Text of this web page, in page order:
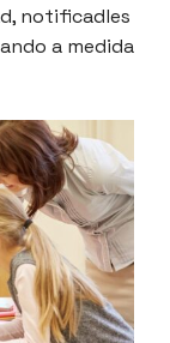
notificadles
a medida